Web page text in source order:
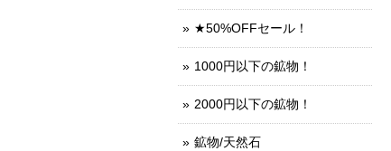
★50%OFFセール！
1000円以下の鉱物！
2000円以下の鉱物！
鉱物/天然石